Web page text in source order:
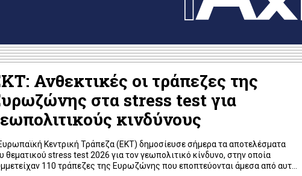
Ανθεκτικές οι τράπεζες της
στα stress test για
κινδύνους
Κεντρική Τράπεζα (ΕΚΤ) δημοσίευσε σήμερα τα αποτελέσματα
θεματικού stress test 2026 για τον γεωπολιτικό κίνδυνο, στην οποία
110 τράπεζες της Ευρωζώνης που εποπτεύονται άμεσα από αυτή.